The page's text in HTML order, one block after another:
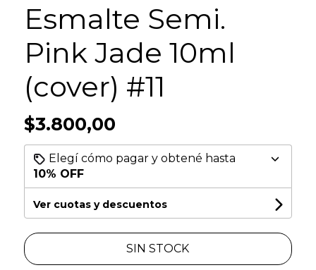
Esmalte Semi.
Pink Jade 10ml
(cover) #11
$3.800,00
Elegí cómo pagar y obtené hasta
10% OFF
Ver cuotas y descuentos
SIN STOCK